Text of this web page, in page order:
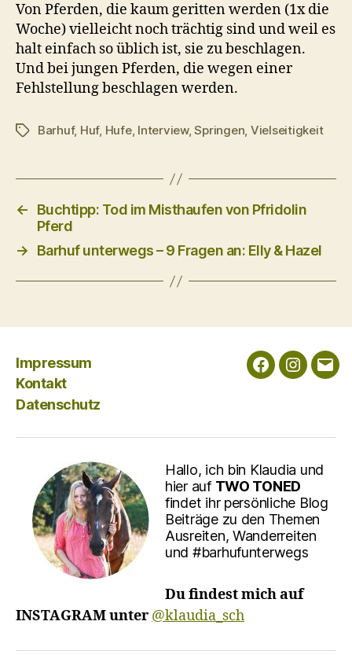
Von Pferden, die kaum geritten werden (1x die
Woche) vielleicht noch trächtig sind und weil es
halt einfach so üblich ist, sie zu beschlagen.
Und bei jungen Pferden, die wegen einer
Fehlstellung beschlagen werden.
Schlagwörter
Barhuf, Huf, Hufe, Interview,Springen, Vielseitigkeit
←
Buchtipp: Tod im Misthaufen von Pfridolin
Pferd
→
Barhuf unterwegs – 9 Fragen an: Elly & Hazel
Impressum
Kontakt
Datenschutz
FacebookE-
Hallo, ich bin Klaudia und
hier auf TWO TONED
findet ihr persönliche Blog
Beiträge zu den Themen
Ausreiten, Wanderreiten
und #barhufunterwegs
Du findest mich auf
INSTAGRAM unter @klaudia_sch